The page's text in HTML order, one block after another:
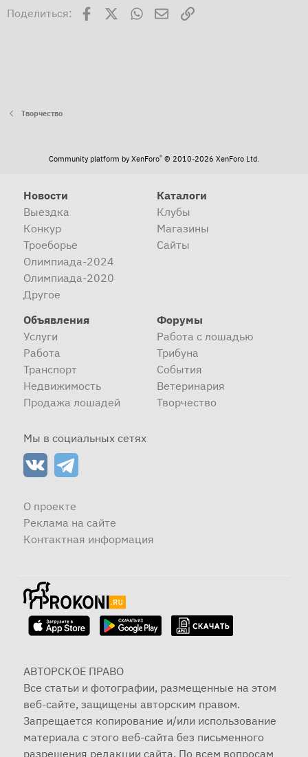
Поделиться: Facebook WhatsAppЭлектронная почта
Ссылка
Творчество
Community platform by XenForo® © 2010-2026 XenForo Ltd.
Новости
Выездка
Конкур
Троеборье
Олимпиада-2024
Олимпиада-2020
Другое
Каталоги
Клубы
Магазины
Сайты
Объявления
Услуги
Работа
Транспорт
Недвижимость
Продажа лошадей
Форумы
Работа с лошадью
Трибуна
События
Ветеринария
Творчество
Мы в социальных сетях
О проекте
Реклама на сайте
Контактная информация
АВТОРСКОЕ ПРАВО
Все статьи и фотографии, размещенные на этом
веб-сайте, защищены авторским правом.
Запрещается копирование и/или использование
материала с этого веб-сайта без письменного
разрешения редакции сайта. По всем вопросам